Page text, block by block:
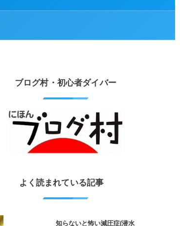
ブログ村・初心者ダイバー
よく読まれている記事
知らないと怖い減圧症(潜水